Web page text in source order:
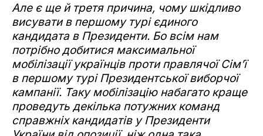
Але є ще й третя причина, чому шкідливо
висувати в першому турі єдиного
кандидата в Президенти. Бо всім нам
потрібно добитися максимальної
мобілізації українців проти правлячої Сім’ї
в першому турі Президентської виборчої
кампанії. Таку мобілізацію набагато краще
проведуть декілька потужних команд
справжніх кандидатів у Президенти